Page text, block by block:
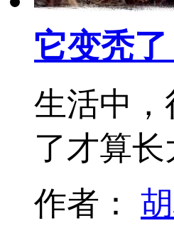
它变秃
生活中
了才算
作者：